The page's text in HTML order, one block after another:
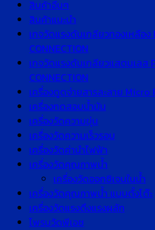
สินค้าอื่นๆ
สินค้าแนะนำ
เกจวัดแรงดันเกลียวทองเหลือง
CONNECTION
เกจวัดแรงดันเกลียวแสตนเลส
CONNECTION
เครื่องดูดจ่ายสารละลาย
เครื่องทดสอบน้ำมัน
เครื่องวัดความขุ่น
เครื่องวัดความเร็วรอบ
เครื่องวัดค่านำไฟฟ้า
เครื่องวัดคุณภาพน้ำ
เครื่องวัดออกซิเจนในน้ำ
เครื่องวัดคุณภาพน้ำ แบบตั้งโต๊ะ
เครื่องวัดแรงดึงแรงผลัก
โพรบวัดพีเอช